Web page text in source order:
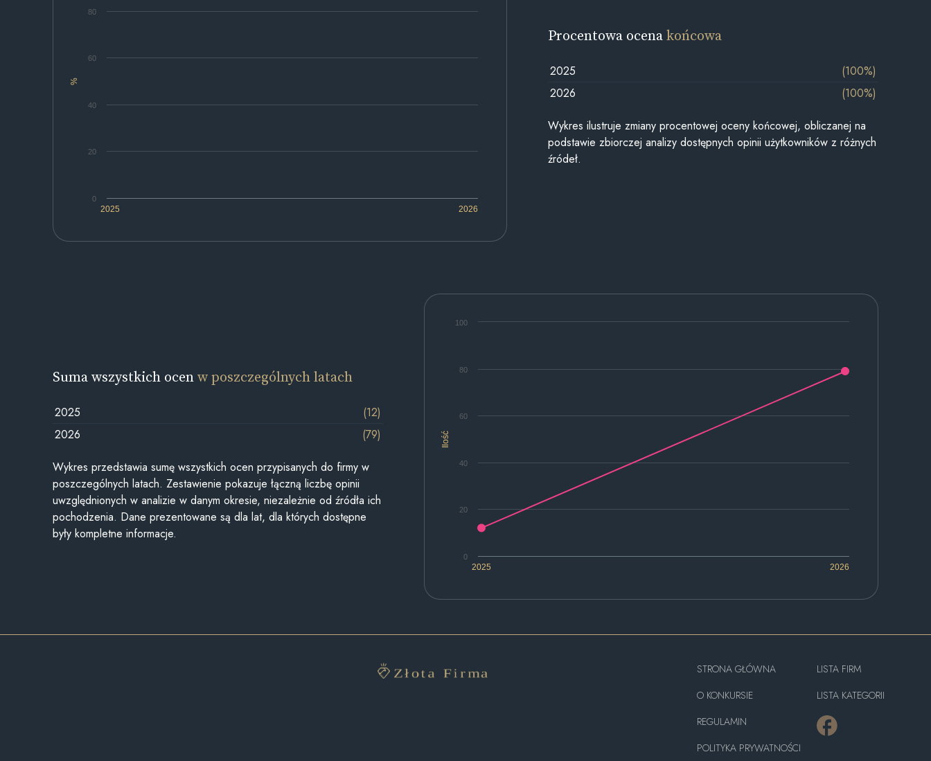
%
2025 2026
0
20
40
60
80
Procentowa ocenakońcowa
2025
(100%)
2026
(100%)
Wykres ilustruje zmiany procentowej oceny końcowej, obliczanej na
podstawie zbiorczej analizy dostępnych opinii użytkowników z różnych
źródeł.
Ilość
2025 2026
0
20
40
60
80
100
Suma wszystkich ocenw poszczególnych latach
2025
(12)
2026
(79)
Wykres przedstawia sumę wszystkich ocen przypisanych do firmy w
poszczególnych latach. Zestawienie pokazuje łączną liczbę opinii
uwzględnionych w analizie w danym okresie, niezależnie od źródła ich
pochodzenia. Dane prezentowane są dla lat, dla których dostępne
były kompletne informacje.
STRONA GŁÓWNA
O KONKURSIE
REGULAMIN
POLITYKA PRYWATNOŚCI
LISTA FIRM
LISTA KATEGORII